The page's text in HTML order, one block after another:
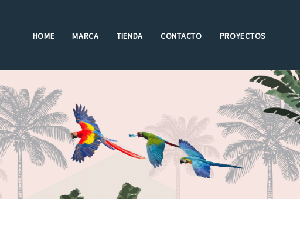
HOME MARCA TIENDA CONTACTO PROYECTOS